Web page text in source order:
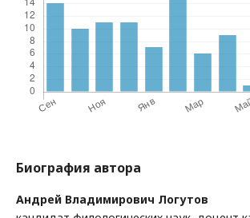
Биография автора
Андрей Владимирович Логутов